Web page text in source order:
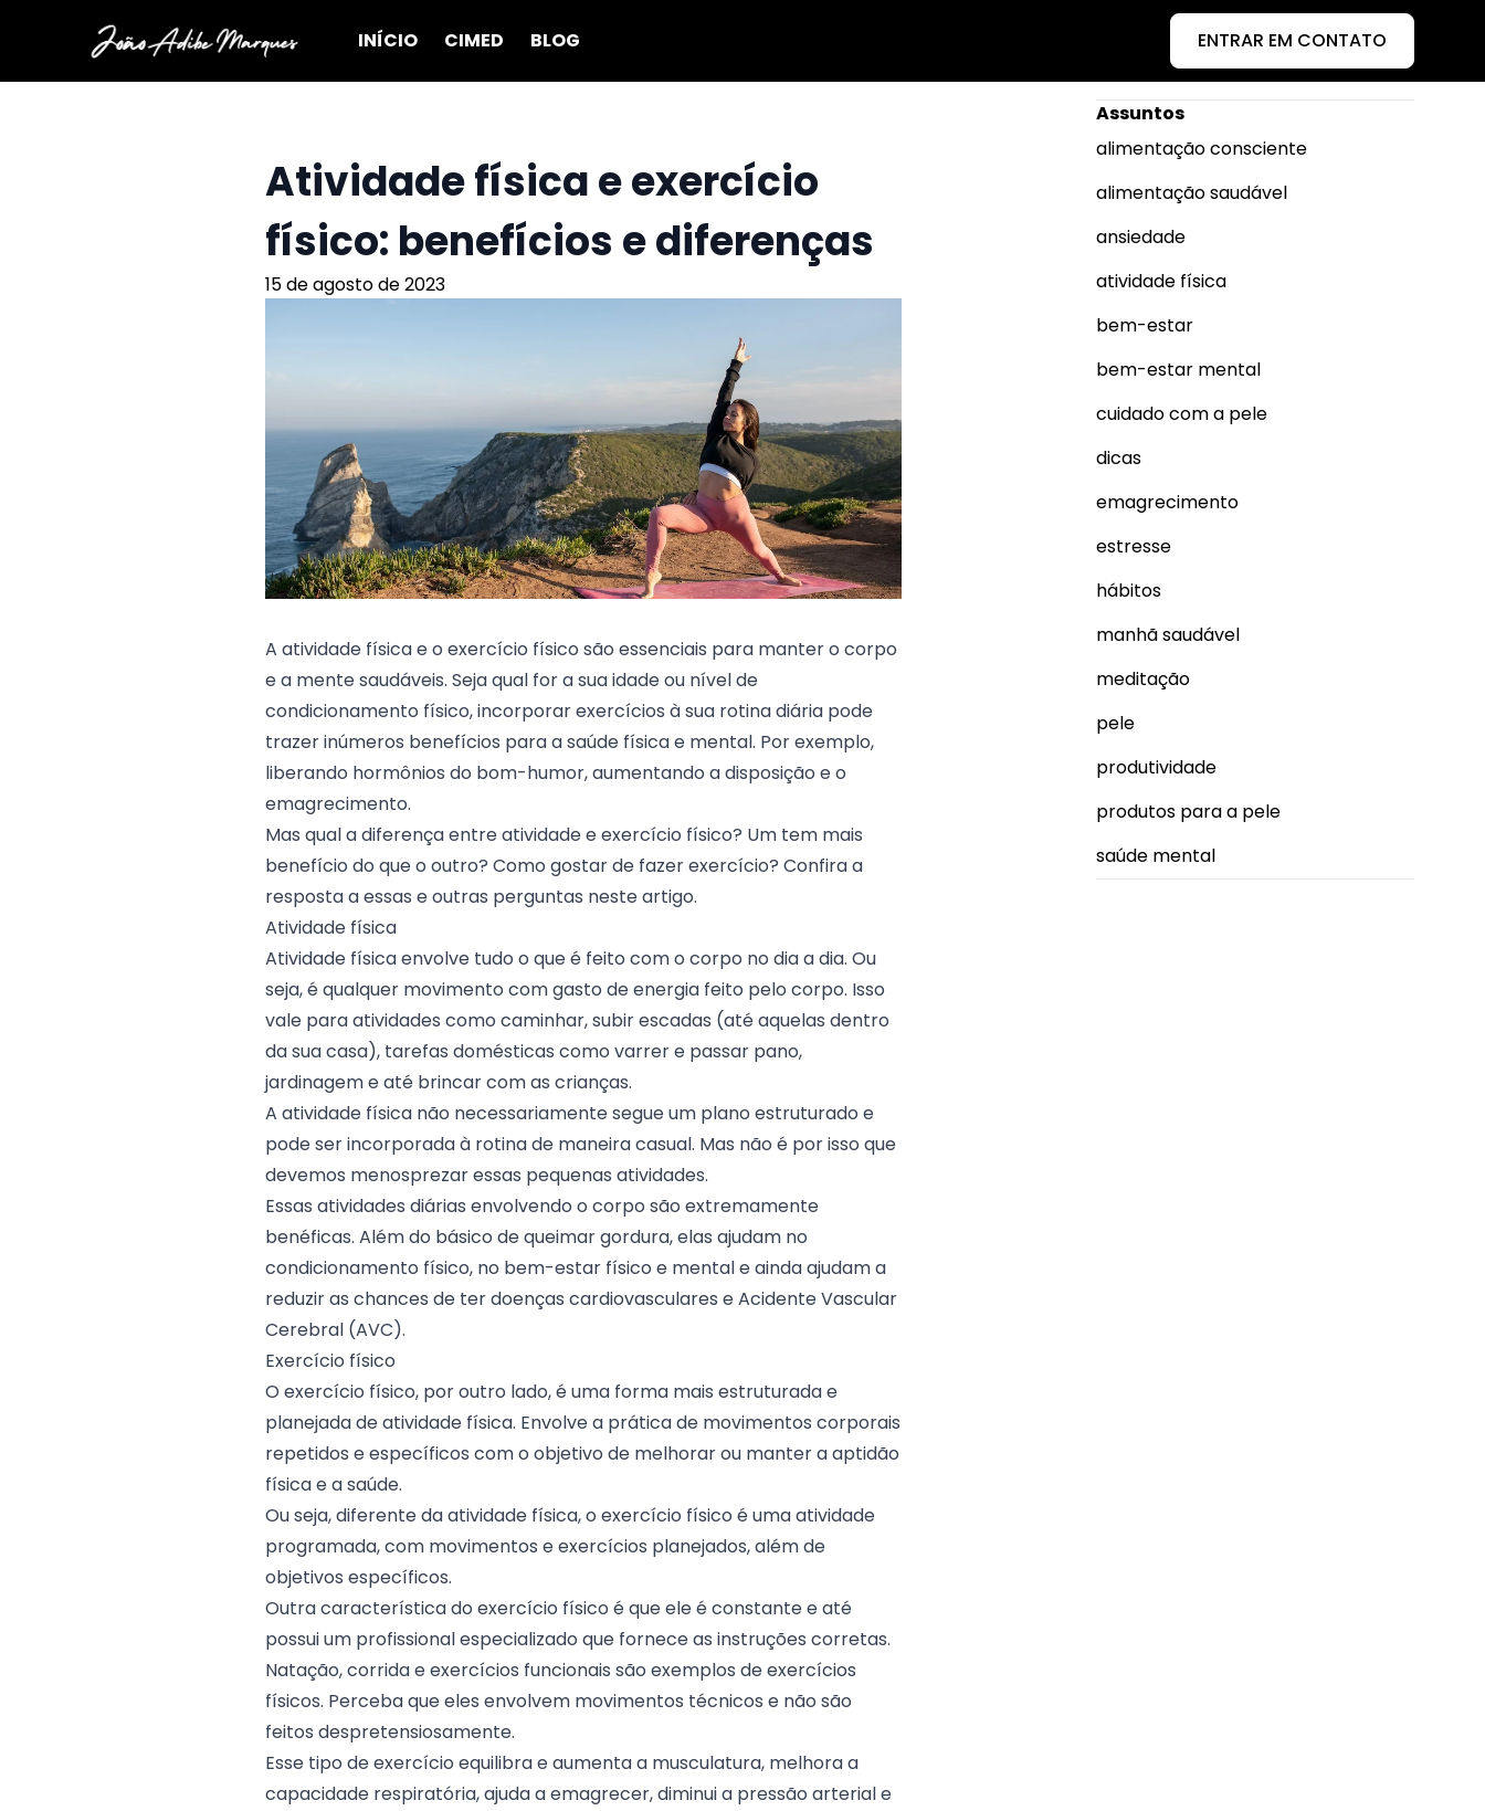
INÍCIO CIMED BLOG ENTRAR EM CONTATO
Atividade física e exercício
físico: benefícios e diferenças
15 de agosto de 2023
A atividade física e o exercício físico são essenciais para manter o corpo
e a mente saudáveis. Seja qual for a sua idade ou nível de
condicionamento físico, incorporar exercícios à sua rotina diária pode
trazer inúmeros benefícios para a saúde física e mental. Por exemplo,
liberando hormônios do bom-humor, aumentando a disposição e o
emagrecimento.
Mas qual a diferença entre atividade e exercício físico? Um tem mais
benefício do que o outro? Como gostar de fazer exercício? Confira a
resposta a essas e outras perguntas neste artigo.
Atividade física
Atividade física envolve tudo o que é feito com o corpo no dia a dia. Ou
seja, é qualquer movimento com gasto de energia feito pelo corpo. Isso
vale para atividades como caminhar, subir escadas (até aquelas dentro
da sua casa), tarefas domésticas como varrer e passar pano,
jardinagem e até brincar com as crianças.
A atividade física não necessariamente segue um plano estruturado e
pode ser incorporada à rotina de maneira casual. Mas não é por isso que
devemos menosprezar essas pequenas atividades.
Essas atividades diárias envolvendo o corpo são extremamente
benéficas. Além do básico de queimar gordura, elas ajudam no
condicionamento físico, no bem-estar físico e mental e ainda ajudam a
reduzir as chances de ter doenças cardiovasculares e Acidente Vascular
Cerebral (AVC).
Exercício físico
O exercício físico, por outro lado, é uma forma mais estruturada e
planejada de atividade física. Envolve a prática de movimentos corporais
repetidos e específicos com o objetivo de melhorar ou manter a aptidão
física e a saúde.
Ou seja, diferente da atividade física, o exercício físico é uma atividade
programada, com movimentos e exercícios planejados, além de
objetivos específicos.
Outra característica do exercício físico é que ele é constante e até
possui um profissional especializado que fornece as instruções corretas.
Natação, corrida e exercícios funcionais são exemplos de exercícios
físicos. Perceba que eles envolvem movimentos técnicos e não são
feitos despretensiosamente.
Esse tipo de exercício equilibra e aumenta a musculatura, melhora a
capacidade respiratória, ajuda a emagrecer, diminui a pressão arterial e
Assuntos
alimentação consciente
alimentação saudável
ansiedade
atividade física
bem-estar
bem-estar mental
cuidado com a pele
dicas
emagrecimento
estresse
hábitos
manhã saudável
meditação
pele
produtividade
produtos para a pele
saúde mental